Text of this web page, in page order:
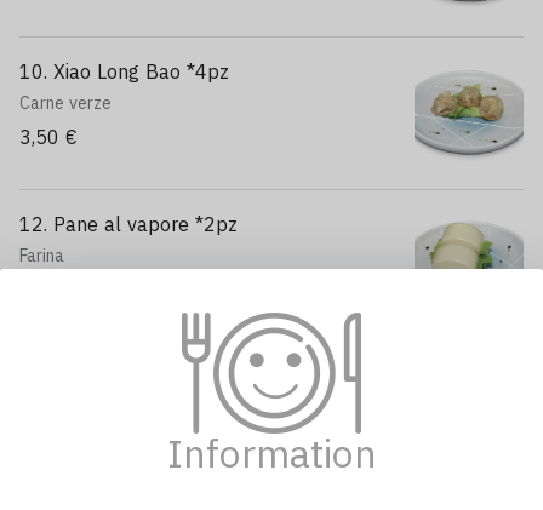
Information
10. Xiao Long Bao *4pz
Carne verze
3,50 €
12. Pane al vapore *2pz
Farina